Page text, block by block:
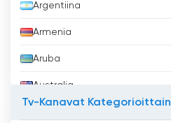
Argentiina
Armenia
Aruba
Australia
Tv-Kanavat Kategorioittain